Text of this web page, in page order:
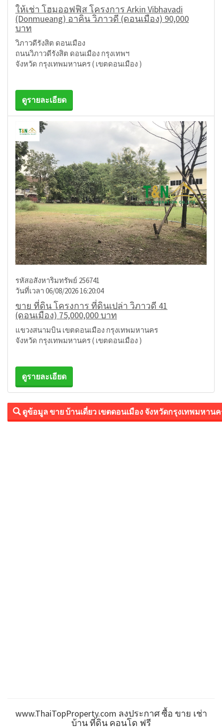
ให้เช่า โฮมออฟฟิส โครงการ Arkin Vibhavadi
(Donmueang) อาคิน วิภาวดี (ดอนเมือง) 90,000
บาท
วิภาวดีรังสิต ดอนเมือง
ถนนวิภาวดีรังสิต ดอนเมือง กรุงเทพฯ
จังหวัด กรุงเทพมหานคร ( เขตดอนเมือง )
ดูรายละเอียด
รหัสอสังหาริมทรัพย์ 256741
วันที่เวลา 06/08/2026 16:20:04
ขาย ที่ดิน โครงการ ที่ดินเปล่า วิภาวดี 41
(ดอนเมือง) 75,000,000 บาท
แขวงสนามบิน เขตดอนเมือง กรุงเทพมหานคร
จังหวัด กรุงเทพมหานคร ( เขตดอนเมือง )
ดูรายละเอียด
ดูข้อมูล ขาย บ้านเดี่ยว เขตดอนเมือง จังหวัดกรุงเทพมหาน
www.ThaiTopProperty.com ลงประกาศ ซื้อ ขาย เช่า
บ้าน ที่ดิน คอนโด ฟรี